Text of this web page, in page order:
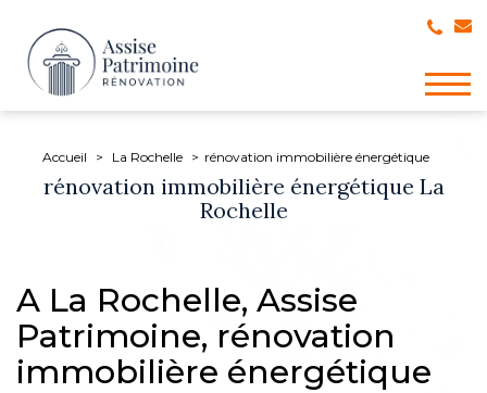
Accueil La Rochelle rénovation immobilière énergétique
rénovation immobilière énergétique La
Rochelle
A La Rochelle, Assise
Patrimoine, rénovation
immobilière énergétique